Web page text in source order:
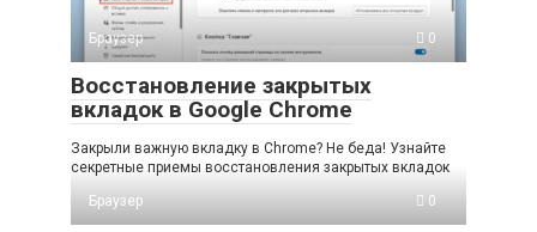
Браузер 0
Восстановление закрытых
вкладок в Google Chrome
Закрыли важную вкладку в Chrome? Не беда! Узнайте
секретные приемы восстановления закрытых вкладок
Браузер
0